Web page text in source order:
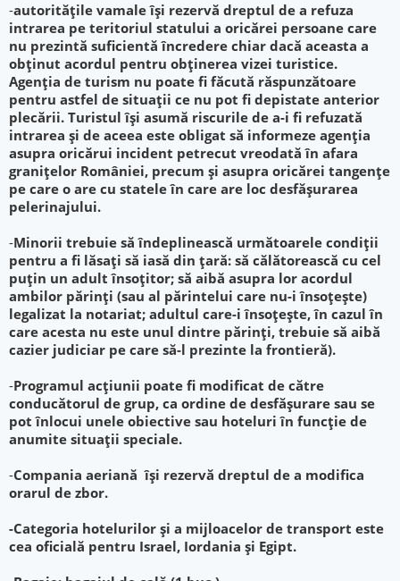
-autorităţile vamale îşi rezervă dreptul de a refuza
intrarea pe teritoriul statului a oricărei persoane care
nu prezintă suficientă încredere chiar dacă aceasta a
obţinut acordul pentru obţinerea vizei turistice.
Agenţia de turism nu poate fi făcută răspunzătoare
pentru astfel de situaţii ce nu pot fi depistate anterior
plecării. Turistul îşi asumă riscurile de a-i fi refuzată
intrarea şi de aceea este obligat să informeze agenţia
asupra oricărui incident petrecut vreodată în afara
graniţelor României, precum şi asupra oricărei tangenţe
pe care o are cu statele în care are loc desfăşurarea
pelerinajului.
-Minorii trebuie să îndeplinească următoarele condiţii
pentru a fi lăsaţi să iasă din ţară: să călătorească cu cel
puţin un adult însoţitor; să aibă asupra lor acordul
ambilor părinţi (sau al părintelui care nu-i însoţeşte)
legalizat la notariat; adultul care-i însoţeşte, în cazul în
care acesta nu este unul dintre părinţi, trebuie să aibă
cazier judiciar pe care să-l prezinte la frontieră).
-Programul acţiunii poate fi modificat de către
conducătorul de grup, ca ordine de desfăşurare sau se
pot înlocui unele obiective sau hoteluri în funcţie de
anumite situaţii speciale.
-Compania aeriană îşi rezervă dreptul de a modifica
orarul de zbor.
-Categoria hotelurilor şi a mijloacelor de transport este
cea oficială pentru Israel, Iordania şi Egipt.